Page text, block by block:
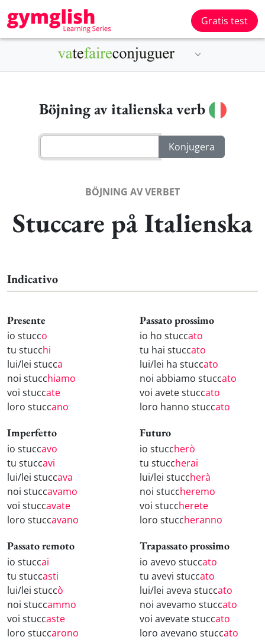
Gratis test
Böjning av italienska verb
BÖJNING AV VERBET
Stuccare på Italienska
Indicativo
Presente
io stucco
tu stucchi
lui/lei stucca
noi stucchiamo
voi stuccate
loro stuccano
Passato prossimo
io ho stuccato
tu hai stuccato
lui/lei ha stuccato
noi abbiamo stuccato
voi avete stuccato
loro hanno stuccato
Imperfetto
io stuccavo
tu stuccavi
lui/lei stuccava
noi stuccavamo
voi stuccavate
loro stuccavano
Futuro
io stuccherò
tu stuccherai
lui/lei stuccherà
noi stuccheremo
voi stuccherete
loro stuccheranno
Passato remoto
io stuccai
tu stuccasti
lui/lei stuccò
noi stuccammo
voi stuccaste
loro stuccarono
Trapassato prossimo
io avevo stuccato
tu avevi stuccato
lui/lei aveva stuccato
noi avevamo stuccato
voi avevate stuccato
loro avevano stuccato